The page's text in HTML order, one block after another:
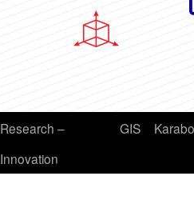
Research –
Innovation
GIS